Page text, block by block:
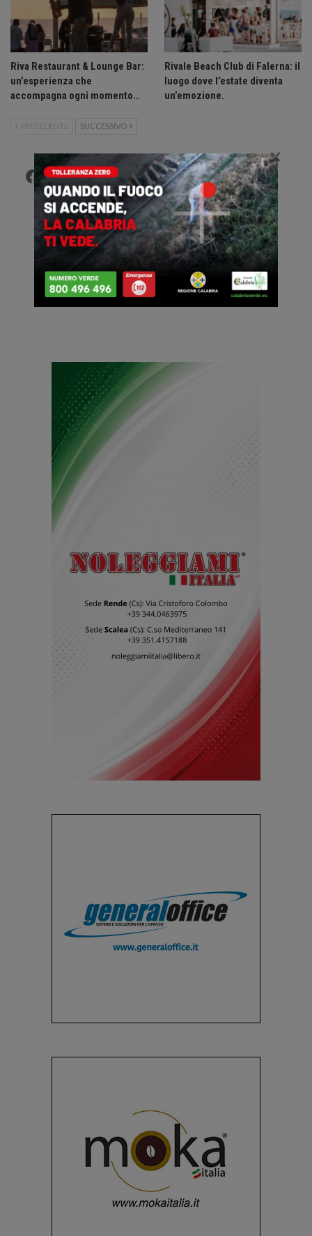
Riva Restaurant & Lounge Bar:
un’esperienza che
accompagna ogni momento…
Rivale Beach Club di Falerna: il
luogo dove l’estate diventa
un’emozione.
PRECEDENTE SUCCESSIVO
Facebook
Twitter
×